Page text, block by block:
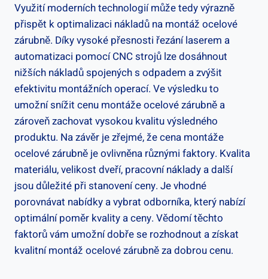
Využití moderních technologií může tedy výrazně
přispět k optimalizaci nákladů na montáž ocelové
zárubně. Díky vysoké přesnosti řezání laserem a
automatizaci pomocí CNC strojů lze dosáhnout
nižších nákladů spojených s odpadem a zvýšit
efektivitu montážních operací. Ve výsledku to
umožní snížit cenu montáže ocelové zárubně a
zároveň zachovat vysokou kvalitu výsledného
produktu. Na závěr je zřejmé, že cena montáže
ocelové zárubně je ovlivněna různými faktory. Kvalita
materiálu, velikost dveří, pracovní náklady a další
jsou důležité při stanovení ceny. Je vhodné
porovnávat nabídky a vybrat odborníka, který nabízí
optimální poměr kvality a ceny. Vědomí těchto
faktorů vám umožní dobře se rozhodnout a získat
kvalitní montáž ocelové zárubně za dobrou cenu.